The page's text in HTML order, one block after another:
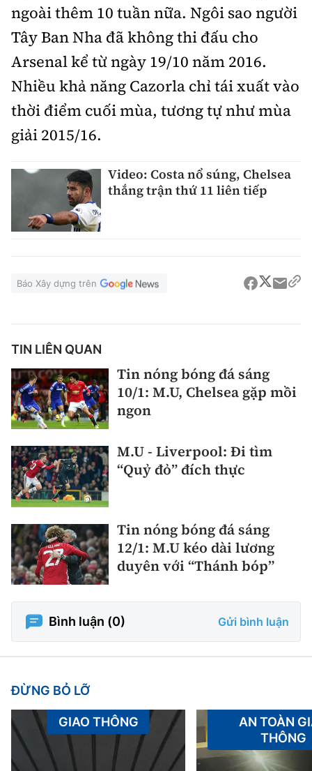
ngoài thêm 10 tuần nữa. Ngôi sao người
Tây Ban Nha đã không thi đấu cho
Arsenal kể từ ngày 19/10 năm 2016.
Nhiều khả năng Cazorla chỉ tái xuất vào
thời điểm cuối mùa, tương tự như mùa
giải 2015/16.
Video: Costa nổ súng, Chelsea
thắng trận thứ 11 liên tiếp
Báo Xây dựng trên
TIN LIÊN QUAN
Tin nóng bóng đá sáng
10/1: M.U, Chelsea gặp mồi
ngon
M.U - Liverpool: Đi tìm
“Quỷ đỏ” đích thực
Tin nóng bóng đá sáng
12/1: M.U kéo dài lương
duyên với “Thánh bóp”
Bình luận (0) Gửi bình luận
ĐỪNG BỎ LỠ
GIAO THÔNG
AN TOÀN
THÔNG